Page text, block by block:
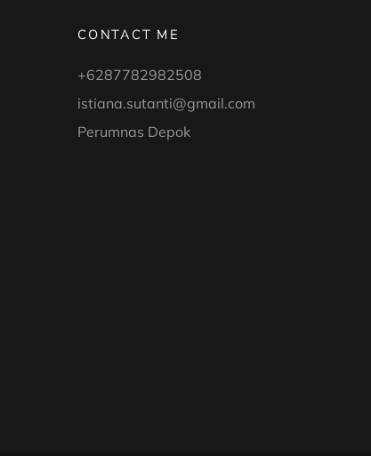
CONTACT ME
+6287782982508
istiana.sutanti@gmail.com
Perumnas Depok